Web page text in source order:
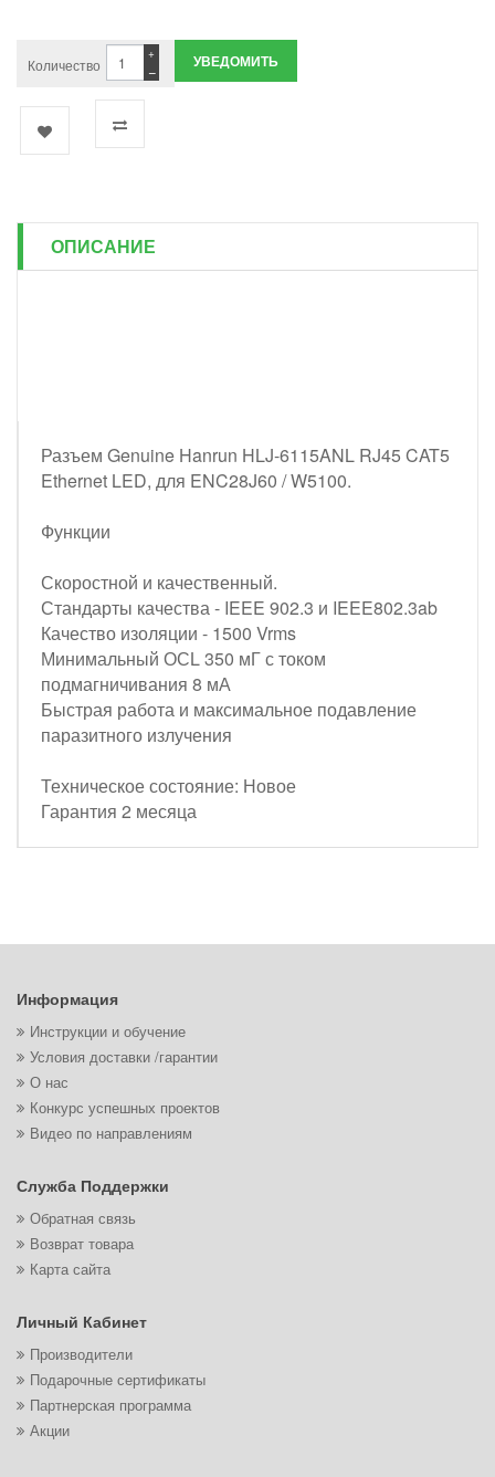
Количество −
+ УВЕДОМИТЬ
ОПИСАНИЕ
Разъем Genuine Hanrun HLJ-6115ANL RJ45 CAT5
Ethernet LED, для ENC28J60 / W5100.
Функции
Скоростной и качественный.
Стандарты качества - IEEE 902.3 и IEEE802.3ab
Качество изоляции - 1500 Vrms
Минимальный ОСL 350 мГ с током
подмагничивания 8 мА
Быстрая работа и максимальное подавление
паразитного излучения
Техническое состояние: Новое
Гарантия 2 месяца
Информация
Инструкции и обучение
Условия доставки /гарантии
О нас
Конкурс успешных проектов
Видео по направлениям
Служба Поддержки
Обратная связь
Возврат товара
Карта сайта
Личный Кабинет
Производители
Подарочные сертификаты
Партнерская программа
Акции